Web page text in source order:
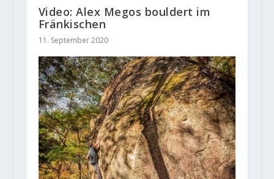
Video: Alex Megos bouldert im
Fränkischen
11. September 2020